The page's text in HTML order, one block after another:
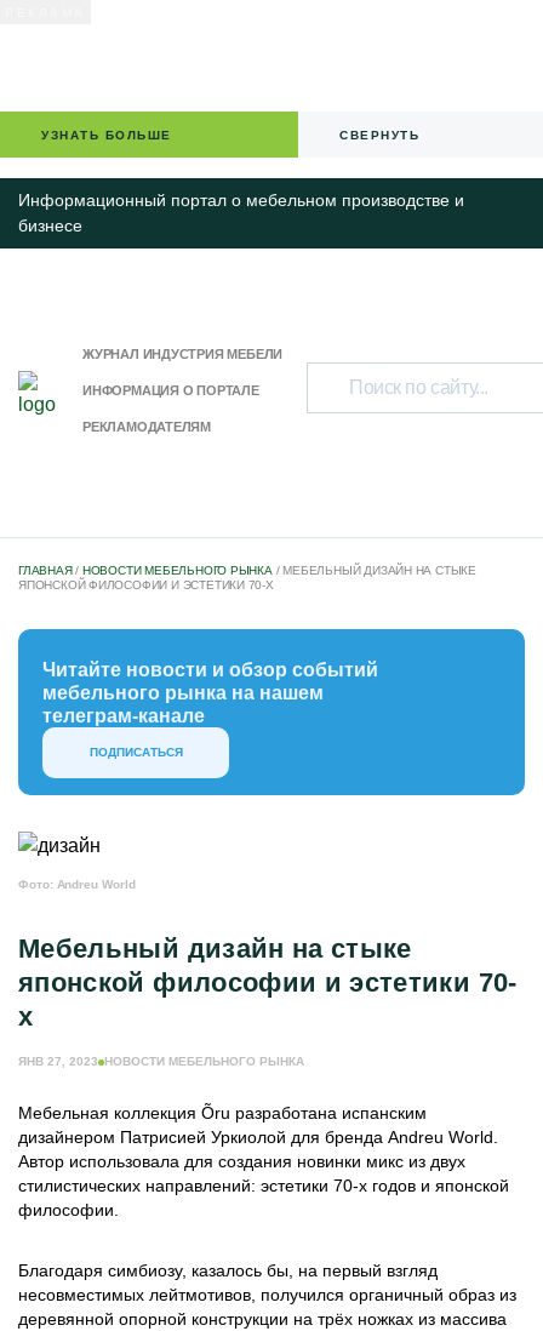
УЗНАТЬ БОЛЬШЕ СВЕРНУТЬ
Информационный портал о мебельном производстве и
бизнесе
ЖУРНАЛ ИНДУСТРИЯ МЕБЕЛИ
ИНФОРМАЦИЯ О ПОРТАЛЕ
РЕКЛАМОДАТЕЛЯМ
ГЛАВНАЯ/ НОВОСТИ МЕБЕЛЬНОГО РЫНКА / МЕБЕЛЬНЫЙ ДИЗАЙН НА СТЫКЕ
ЯПОНСКОЙ ФИЛОСОФИИ И ЭСТЕТИКИ 70-Х
Читайте новости и обзор событий
мебельного рынка на нашем
телеграм-канале
ПОДПИСАТЬСЯ
Фото: Andreu World
Мебельный дизайн на стыке
японской философии и эстетики 70-
х
ЯНВ 27, 2023 НОВОСТИ МЕБЕЛЬНОГО РЫНКА
Мебельная коллекция Õru разработана испанским
дизайнером Патрисией Уркиолой для бренда Andreu World.
Автор использовала для создания новинки микс из двух
стилистических направлений: эстетики 70-х годов и японской
философии.
Благодаря симбиозу, казалось бы, на первый взгляд
несовместимых лейтмотивов, получился органичный образ из
деревянной опорной конструкции на трёх ножках из массива